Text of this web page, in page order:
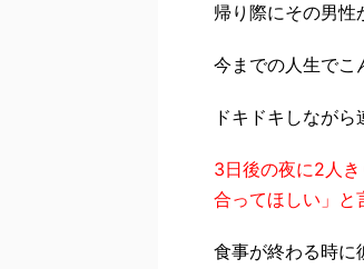
帰り際にその男性
今までの人生でこ
ドキドキしなが
3日後の夜に2人
合ってほしい」と
食事が終わる時に